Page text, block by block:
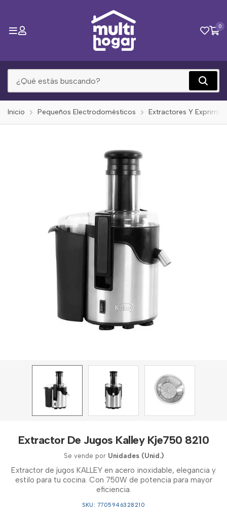
0
Inicio Pequeños Electrodomésticos Extractores Y
Extractor De Jugos Kalley Kje750 8210
Se vende por Unidades (Unid.)
Extractor de jugos KALLEY en acero inoxidable, elegancia y
estilo para tu cocina. Con 750W de potencia para mayor
eficiencia.
SKU: 7705946328210